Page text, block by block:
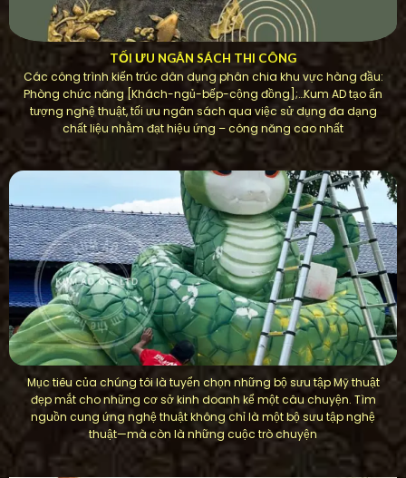
TỐI ƯU NGÂN SÁCH THI CÔNG
Các công trình kiến ​​trúc dân dụng phân chia khu vực hàng đầu:
Phòng chức năng [Khách-ngủ-bếp-cộng đồng];…Kum AD tạo ấn
tượng nghệ thuật, tối ưu ngân sách qua việc sử dụng đa dạng
chất liệu nhằm đạt hiệu ứng – công năng cao nhất
Mục tiêu của chúng tôi là tuyển chọn những bộ sưu tập Mỹ thuật
đẹp mắt cho những cơ sở kinh doanh kể một câu chuyện. Tìm
nguồn cung ứng nghệ thuật không chỉ là một bộ sưu tập nghệ
thuật—mà còn là những cuộc trò chuyện